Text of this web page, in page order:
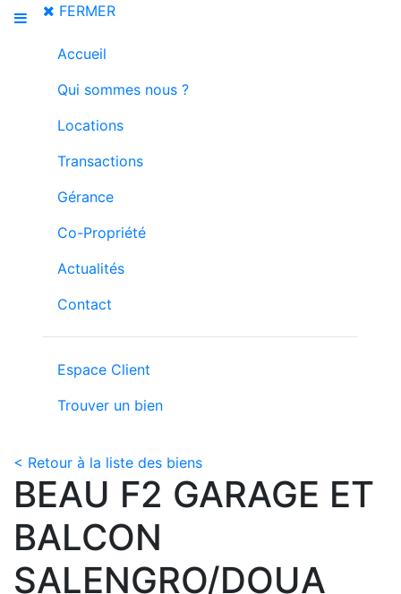
FERMER
Accueil
Qui sommes nous ?
Locations
Transactions
Gérance
Co-Propriété
Actualités
Contact
Espace Client
Trouver un bien
< Retour à la liste des biens
BEAU F2 GARAGE ET
BALCON
SALENGRO/DOUA